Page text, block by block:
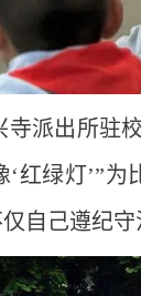
派出所驻
红绿灯’”
自己遵纪